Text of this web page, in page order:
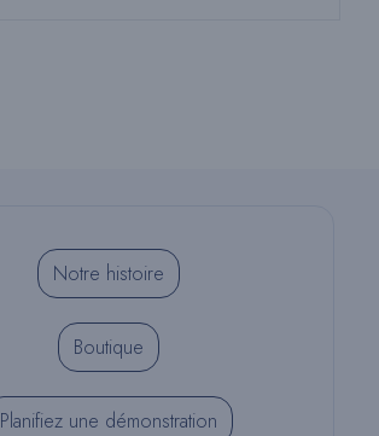
Notre histoire
Boutique
Planifiez une démonstration